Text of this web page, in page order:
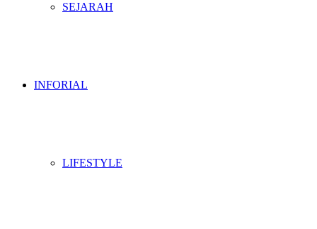
SEJARAH
INFORIAL
LIFESTYLE